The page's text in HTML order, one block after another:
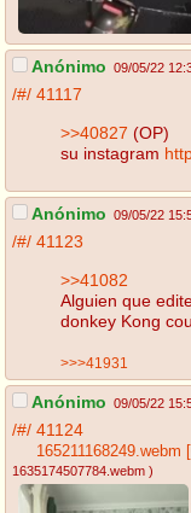
Anónimo 09/05/22
/#/ 41117
>>40827 (OP)
su instagram
Anónimo 09/05/22
/#/ 41123
>>41082
Alguien que
donkey Kong
>>>41931
Anónimo 09/05/22
/#/ 41124
165211168249.webm [
1635174507784.webm )